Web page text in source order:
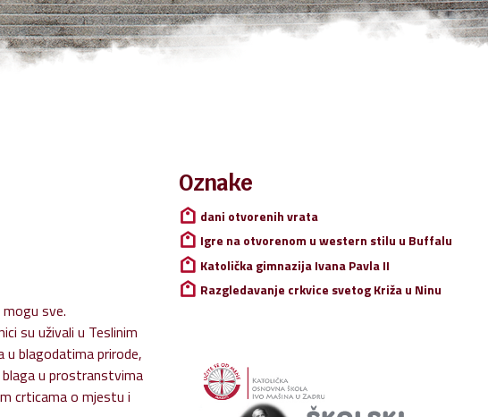
sve.
su uživali u Teslinim
u blagodatima prirode,
u prostranstvima
crticama o mjestu i
Pretraži:
Oznake
dani otvorenih vrata
Igre na otvorenom u western stilu u Buffalu
Katolička gimnazija Ivana Pavla II
Razgledavanje crkvice svetog Križa u Ninu